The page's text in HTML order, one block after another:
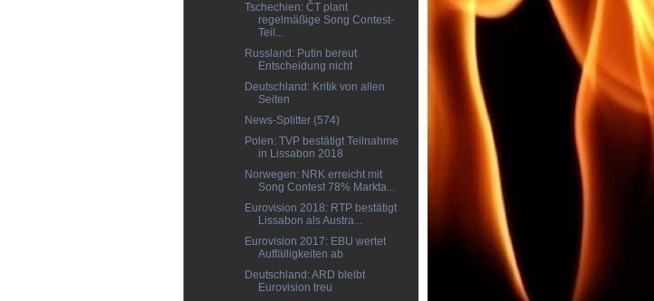
Tschechien: ČT plant
regelmäßige Song Contest-
Teil...
Russland: Putin bereut
Entscheidung nicht
Deutschland: Kritik von allen
Seiten
News-Splitter (574)
Polen: TVP bestätigt Teilnahme
in Lissabon 2018
Norwegen: NRK erreicht mit
Song Contest 78% Markta...
Eurovision 2018: RTP bestätigt
Lissabon als Austra...
Eurovision 2017: EBU wertet
Auffälligkeiten ab
Deutschland: ARD bleibt
Eurovision treu